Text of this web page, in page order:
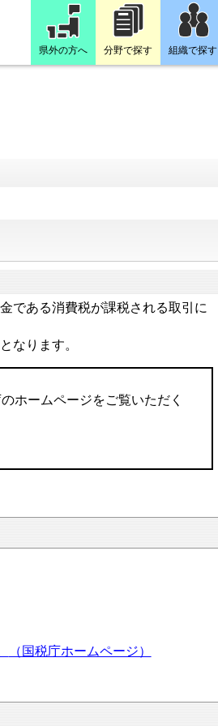
県外の方へ 分野で探す 組織で探す
である消費税が課税される取引に
なります。
ホームページをご覧いただく
（国税庁ホームページ）